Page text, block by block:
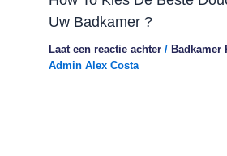
Uw Badkamer ?
Laat een reactie achter / Badkamer
Admin Alex Costa